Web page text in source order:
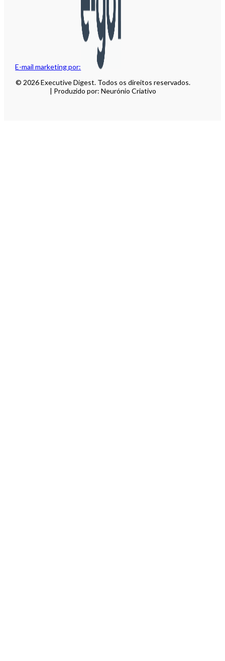
E-mail marketing por:
© 2026 Executive Digest. Todos os direitos reservados.
| Produzido por: Neurónio Criativo